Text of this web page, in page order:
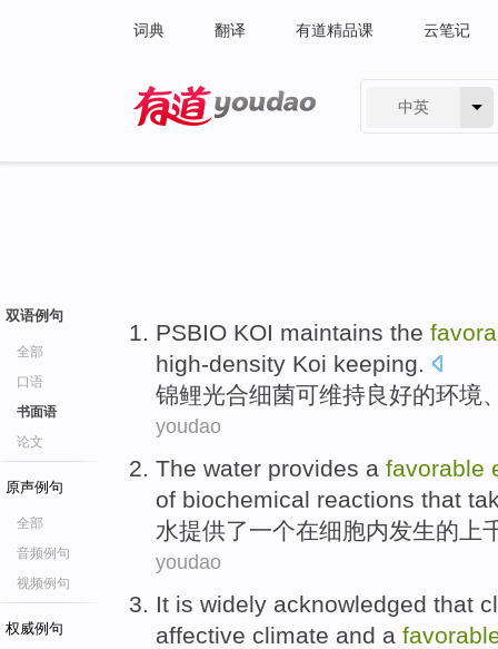
词典 翻译 有道精品课 云笔记
中英
双语例句
全部
口语
书面语
论文
原声例句
全部
音频例句
视频例句
权威例句
PSBIO KOI maintains the
high-density Koi keeping.
锦鲤光合细菌可维持良好的环境
youdao
The water provides a favorable
of biochemical reactions that
水提供了一个在细胞内发生的 上
youdao
It is widely acknowledged that
affective climate and a